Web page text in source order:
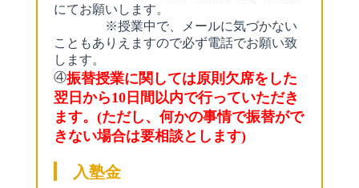
にてお願いします。
※授業中で、メールに気づかない
こともありえますので必ず電話でお願い致
します。
④振替授業に関しては原則欠席をした
翌日から10日間以内で行っていただき
ます。(ただし、何かの事情で振替がで
きない場合は要相談とします)
入塾金